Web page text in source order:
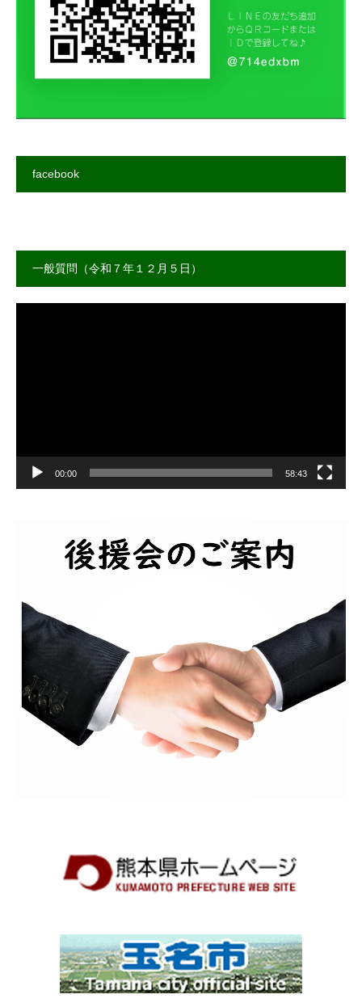
facebook
一般質問（令和７年１２月５日）
00:00 58:43